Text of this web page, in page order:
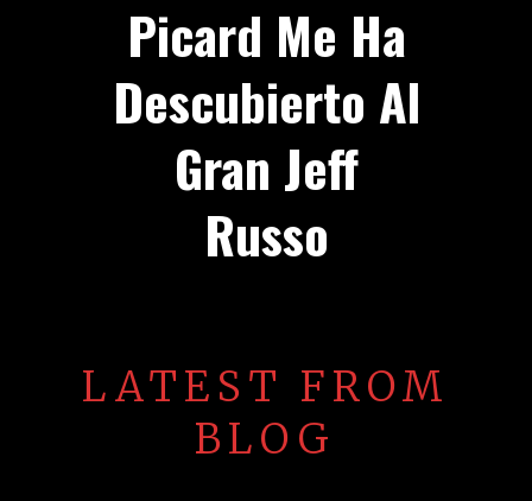
Picard Me Ha
Descubierto Al
Gran Jeff
Russo
LATEST FROM
BLOG